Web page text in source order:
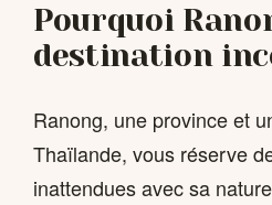
Pourquoi
destination
Ranong, une province et
Thaïlande, vous réserve
inattendues avec sa